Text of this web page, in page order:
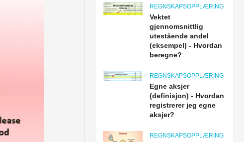
REGNSKAPSOPPLÆRING
Vektet
gjennomsnittlig
utestående andel
(eksempel) - Hvordan
beregne?
REGNSKAPSOPPLÆRING
Egne aksjer
(definisjon) - Hvordan
registrerer jeg egne
aksjer?
REGNSKAPSOPPLÆRING